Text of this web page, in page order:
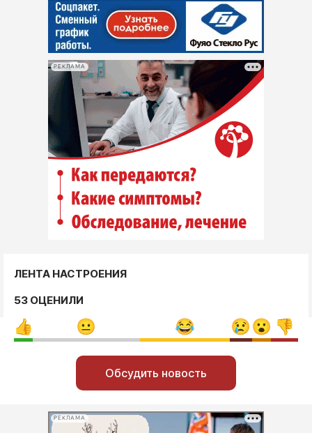
РЕКЛАМА
ЛЕНТА НАСТРОЕНИЯ
53 ОЦЕНИЛИ
Обсудить новость
РЕКЛАМА